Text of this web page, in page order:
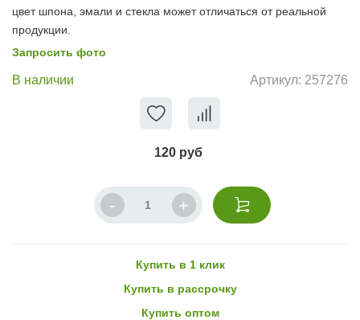
цвет шпона, эмали и стекла может отличаться от реальной
продукции.
Запросить фото
В наличии Артикул: 257276
120 руб
Купить в 1 клик
Купить в рассрочку
Купить оптом